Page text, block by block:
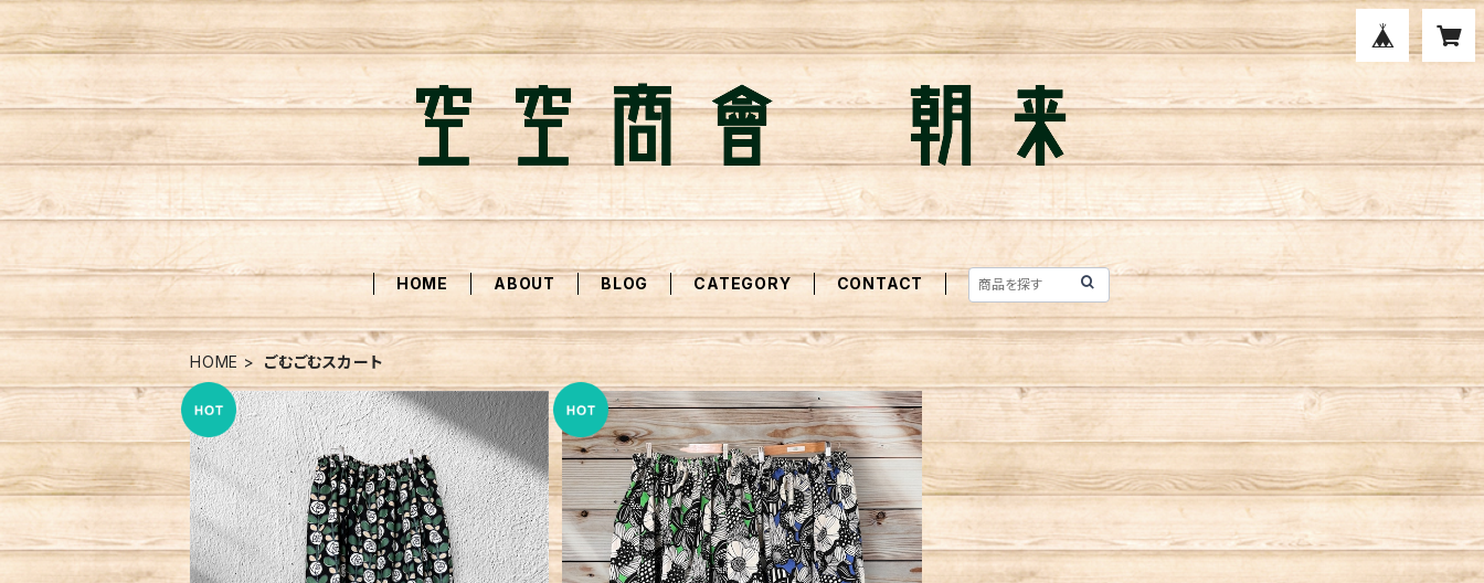
HOME ABOUT BLOG CATEGORY CONTACT
HOME ごむごむスカート
ごむごむスカート 白バラ
SOLD OUT
ごむごむスカート
SOLD OUT